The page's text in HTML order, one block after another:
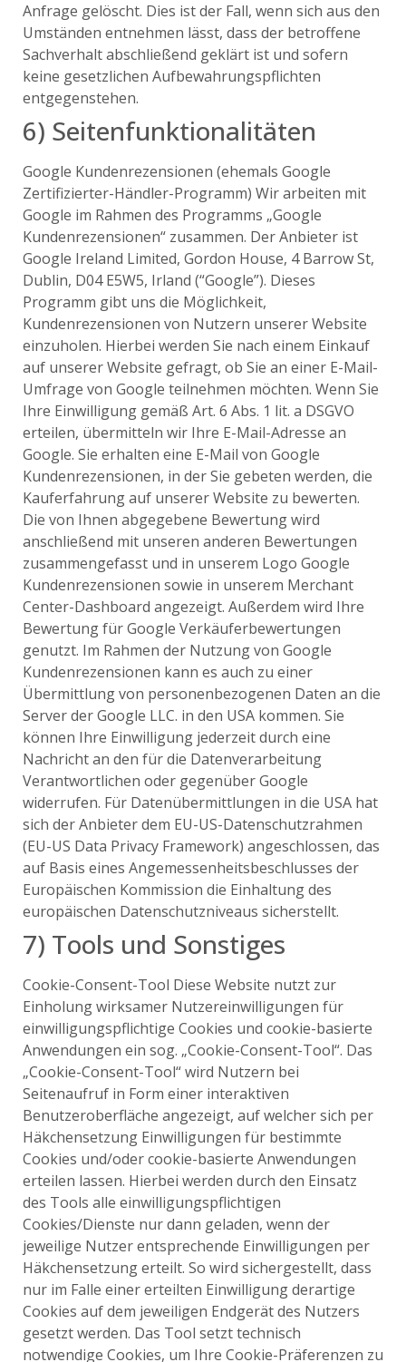
Anfrage gelöscht. Dies ist der Fall, wenn sich aus den
Umständen entnehmen lässt, dass der betroffene
Sachverhalt abschließend geklärt ist und sofern
keine gesetzlichen Aufbewahrungspflichten
entgegenstehen.
6) Seitenfunktionalitäten
Google Kundenrezensionen (ehemals Google
Zertifizierter-Händler-Programm) Wir arbeiten mit
Google im Rahmen des Programms „Google
Kundenrezensionen“ zusammen. Der Anbieter ist
Google Ireland Limited, Gordon House, 4 Barrow St,
Dublin, D04 E5W5, Irland (“Google”). Dieses
Programm gibt uns die Möglichkeit,
Kundenrezensionen von Nutzern unserer Website
einzuholen. Hierbei werden Sie nach einem Einkauf
auf unserer Website gefragt, ob Sie an einer E-Mail-
Umfrage von Google teilnehmen möchten. Wenn Sie
Ihre Einwilligung gemäß Art. 6 Abs. 1 lit. a DSGVO
erteilen, übermitteln wir Ihre E-Mail-Adresse an
Google. Sie erhalten eine E-Mail von Google
Kundenrezensionen, in der Sie gebeten werden, die
Kauferfahrung auf unserer Website zu bewerten.
Die von Ihnen abgegebene Bewertung wird
anschließend mit unseren anderen Bewertungen
zusammengefasst und in unserem Logo Google
Kundenrezensionen sowie in unserem Merchant
Center-Dashboard angezeigt. Außerdem wird Ihre
Bewertung für Google Verkäuferbewertungen
genutzt. Im Rahmen der Nutzung von Google
Kundenrezensionen kann es auch zu einer
Übermittlung von personenbezogenen Daten an die
Server der Google LLC. in den USA kommen. Sie
können Ihre Einwilligung jederzeit durch eine
Nachricht an den für die Datenverarbeitung
Verantwortlichen oder gegenüber Google
widerrufen. Für Datenübermittlungen in die USA hat
sich der Anbieter dem EU-US-Datenschutzrahmen
(EU-US Data Privacy Framework) angeschlossen, das
auf Basis eines Angemessenheitsbeschlusses der
Europäischen Kommission die Einhaltung des
europäischen Datenschutzniveaus sicherstellt.
7) Tools und Sonstiges
Cookie-Consent-Tool Diese Website nutzt zur
Einholung wirksamer Nutzereinwilligungen für
einwilligungspflichtige Cookies und cookie-basierte
Anwendungen ein sog. „Cookie-Consent-Tool“. Das
„Cookie-Consent-Tool“ wird Nutzern bei
Seitenaufruf in Form einer interaktiven
Benutzeroberfläche angezeigt, auf welcher sich per
Häkchensetzung Einwilligungen für bestimmte
Cookies und/oder cookie-basierte Anwendungen
erteilen lassen. Hierbei werden durch den Einsatz
des Tools alle einwilligungspflichtigen
Cookies/Dienste nur dann geladen, wenn der
jeweilige Nutzer entsprechende Einwilligungen per
Häkchensetzung erteilt. So wird sichergestellt, dass
nur im Falle einer erteilten Einwilligung derartige
Cookies auf dem jeweiligen Endgerät des Nutzers
gesetzt werden. Das Tool setzt technisch
notwendige Cookies, um Ihre Cookie-Präferenzen zu